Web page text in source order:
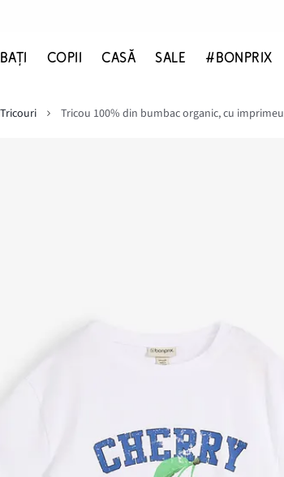
COPII CASĂ SALE #BONPRIX
Tricouri Tricou 100% din bumbac organic, cu imprimeu